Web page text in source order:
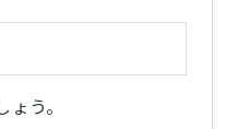
う。